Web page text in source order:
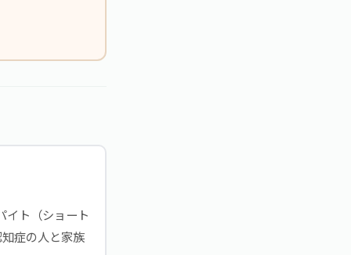
イト（ショート
症の人と家族